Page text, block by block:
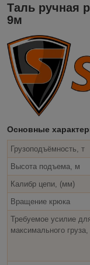
Таль ручная
9м
Основные
Грузоподъёмность, т
Высота подъема, м
Калибр цепи, (мм)
Вращение крюка
Требуемое усилие
максимального груза,